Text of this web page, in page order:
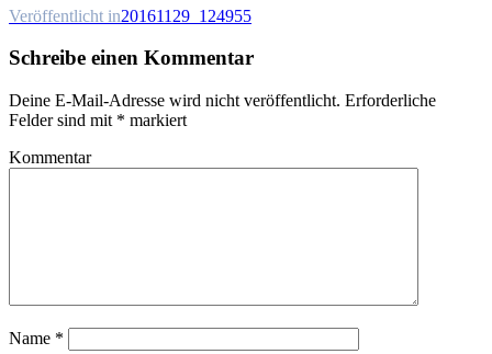
Veröffentlicht in20161129_124955
Schreibe einen Kommentar
Deine E-Mail-Adresse wird nicht veröffentlicht. Erforderliche
Felder sind mit * markiert
Kommentar
Name *